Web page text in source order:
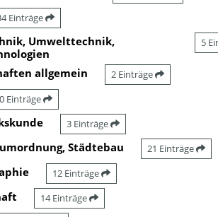
Einträge
Umwelttechnik,
5
allgemein 2 Einträge
Einträge
3 Einträge
Städtebau 21 Einträge
12 Einträge
14 Einträge